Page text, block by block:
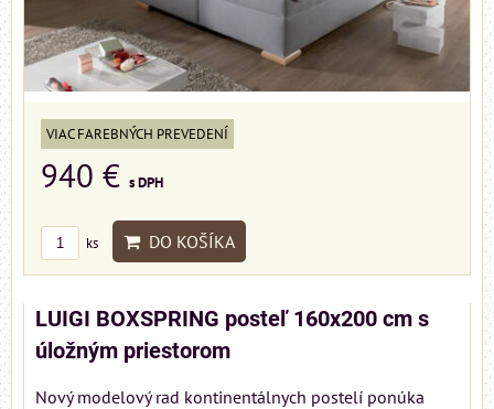
VIAC FAREBNÝCH PREVEDENÍ
940 € s DPH
ks DO KOŠÍKA
LUIGI BOXSPRING posteľ 160x200 cm s
úložným priestorom
Nový modelový rad kontinentálnych postelí ponúka